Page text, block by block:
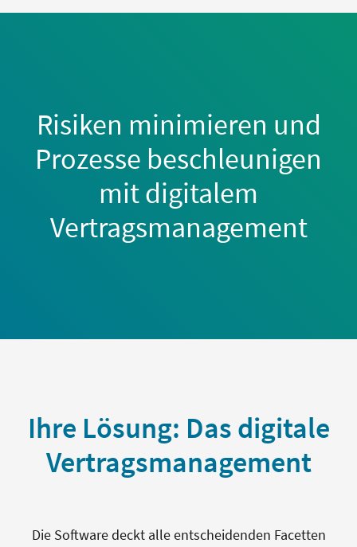
Risiken minimieren und
Prozesse beschleunigen
mit digitalem
Vertragsmanagement
Ihre Lösung: Das digitale
Vertragsmanagement
Die Software deckt alle entscheidenden Facetten